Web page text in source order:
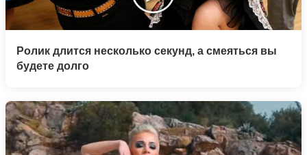
Ролик длится несколько секунд, а смеяться вы
будете долго